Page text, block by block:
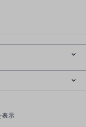
o
s
e
表示